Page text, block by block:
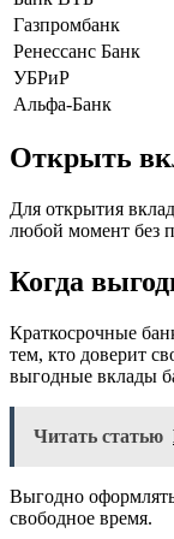
Газпромбанк
Ренессанс Банк
УБРиР
Альфа-Банк
Открыть
Для открытия
любой момент без
Когда
Краткосрочные
тем, кто доверит
выгодные вклады
Читать статью
Выгодно
свободное время.